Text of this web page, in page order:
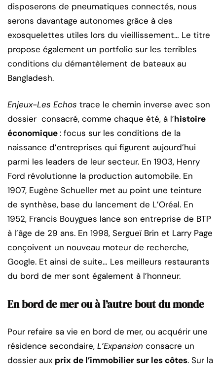
disposerons de pneumatiques connectés, nous
serons davantage autonomes grâce à des
exosquelettes utiles lors du vieillissement… Le titre
propose également un portfolio sur les terribles
conditions du démantèlement de bateaux au
Bangladesh.
Enjeux-Les Echos trace le chemin inverse avec son
dossier consacré, comme chaque été, à l’histoire
économique: focus sur les conditions de la
naissance d’entreprises qui figurent aujourd’hui
parmi les leaders de leur secteur. En 1903, Henry
Ford révolutionne la production automobile. En
1907, Eugène Schueller met au point une teinture
de synthèse, base du lancement de L’Oréal. En
1952, Francis Bouygues lance son entreprise de BTP
à l’âge de 29 ans. En 1998, Sergueï Brin et Larry Page
conçoivent un nouveau moteur de recherche,
Google. Et ainsi de suite… Les meilleurs restaurants
du bord de mer sont également à l’honneur.
En bord de mer ou à l’autre bout du monde
Pour refaire sa vie en bord de mer, ou acquérir une
résidence secondaire, L’Expansion consacre un
dossier aux prix de l’immobilier sur les côtes. Sur la